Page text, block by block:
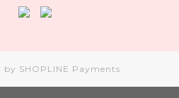
by SHOPLINE Payments